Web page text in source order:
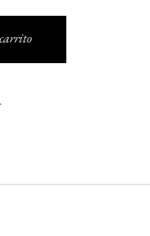
tratamiento y